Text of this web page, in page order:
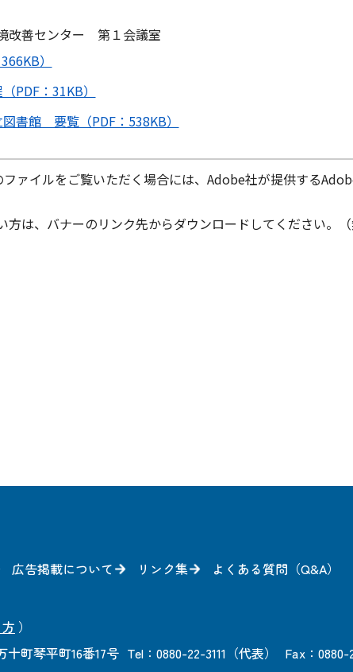
善センター 第１会議室
）
PDF：31KB）
書館 要覧（PDF：538KB）
ファイルをご覧いただく場合には、Adobe社が提供する
は、バナーのリンク先からダウンロードしてください。（
広告掲載について リンク集 よくある質問（Q&A）
）
町琴平町16番17号 Tel：0880-22-3111（代表） Fax：0880-